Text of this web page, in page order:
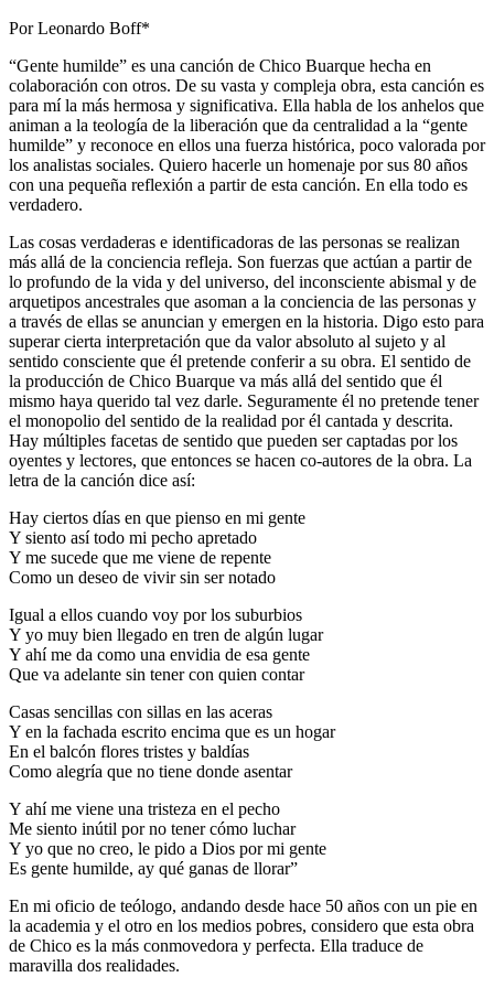
Por Leonardo Boff*
“Gente humilde” es una canción de Chico Buarque hecha en
colaboración con otros. De su vasta y compleja obra, esta canción es
para mí la más hermosa y significativa. Ella habla de los anhelos que
animan a la teología de la liberación que da centralidad a la “gente
humilde” y reconoce en ellos una fuerza histórica, poco valorada por
los analistas sociales. Quiero hacerle un homenaje por sus 80 años
con una pequeña reflexión a partir de esta canción. En ella todo es
verdadero.
Las cosas verdaderas e identificadoras de las personas se realizan
más allá de la conciencia refleja. Son fuerzas que actúan a partir de
lo profundo de la vida y del universo, del inconsciente abismal y de
arquetipos ancestrales que asoman a la conciencia de las personas y
a través de ellas se anuncian y emergen en la historia. Digo esto para
superar cierta interpretación que da valor absoluto al sujeto y al
sentido consciente que él pretende conferir a su obra. El sentido de
la producción de Chico Buarque va más allá del sentido que él
mismo haya querido tal vez darle. Seguramente él no pretende tener
el monopolio del sentido de la realidad por él cantada y descrita.
Hay múltiples facetas de sentido que pueden ser captadas por los
oyentes y lectores, que entonces se hacen co-autores de la obra. La
letra de la canción dice así:
Hay ciertos días en que pienso en mi gente
Y siento así todo mi pecho apretado
Y me sucede que me viene de repente
Como un deseo de vivir sin ser notado
Igual a ellos cuando voy por los suburbios
Y yo muy bien llegado en tren de algún lugar
Y ahí me da como una envidia de esa gente
Que va adelante sin tener con quien contar
Casas sencillas con sillas en las aceras
Y en la fachada escrito encima que es un hogar
En el balcón flores tristes y baldías
Como alegría que no tiene donde asentar
Y ahí me viene una tristeza en el pecho
Me siento inútil por no tener cómo luchar
Y yo que no creo, le pido a Dios por mi gente
Es gente humilde, ay qué ganas de llorar”
En mi oficio de teólogo, andando desde hace 50 años con un pie en
la academia y el otro en los medios pobres, considero que esta obra
de Chico es la más conmovedora y perfecta. Ella traduce de
maravilla dos realidades.